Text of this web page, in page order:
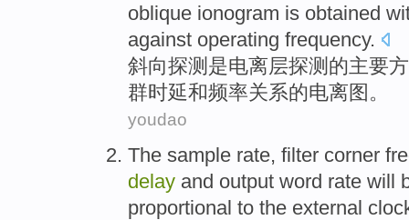
oblique ionogram is obtained
against operating frequency.
斜向探测 是电离层探测 的主要
群时延和频率关系的电离图。
youdao
The sample rate, filter corner
delay and output word rate will
proportional to the external